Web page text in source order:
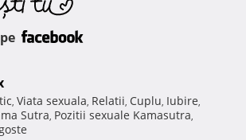
, Viata sexuala, Relatii, Cuplu, Iubire,
Sutra, Pozitii sexuale Kamasutra,